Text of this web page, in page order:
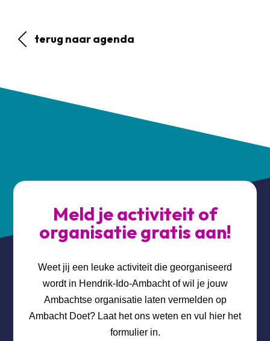
terug naar agenda
Meld je activiteit of
organisatie gratis aan!
Weet jij een leuke activiteit die georganiseerd
wordt in Hendrik-Ido-Ambacht of wil je jouw
Ambachtse organisatie laten vermelden op
Ambacht Doet? Laat het ons weten en vul hier het
formulier in.